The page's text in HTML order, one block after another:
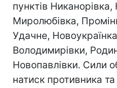
пунктів
Миролюбівка,
Удачне,
Володимирівки,
Новопавлівки. Сили
натиск противника